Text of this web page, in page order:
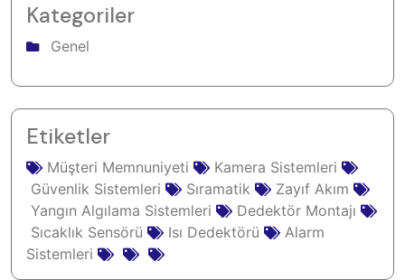
Kategoriler
Genel
Etiketler
Müşteri Memnuniyeti
Kamera Sistemleri
Güvenlik Sistemleri
Sıramatik
Zayıf Akım
Yangın Algılama Sistemleri
Dedektör Montajı
Sıcaklık Sensörü
Isı Dedektörü
Alarm
Sistemleri